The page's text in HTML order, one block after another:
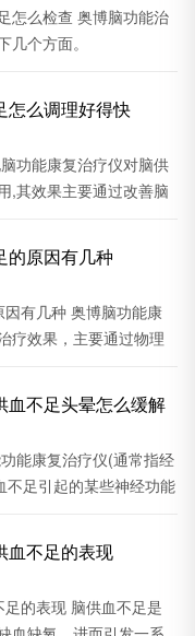
怎么检查 奥博脑功能治
个方面。
怎么调理好得快
功能康复治疗仪对脑供
,其效果主要通过改善脑
的原因有几种
有几种 奥博脑功能康
疗效果，主要通过物理
血不足头晕怎么缓解
能康复治疗仪(通常指经
不足引起的某些神经功能
血不足的表现
的表现 脑供血不足是